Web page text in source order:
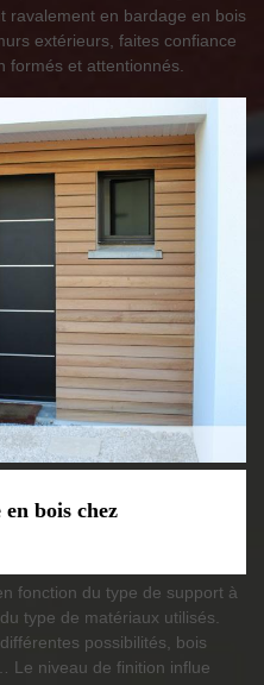
ravalement en bardage en bois
extérieurs, faites confiance
formés et attentionnés.
bois chez
fonction du type de support à
type de matériaux utilisés.
possibilités, bois
Le niveau de finition influe